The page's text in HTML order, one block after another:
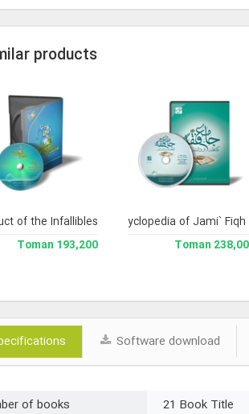
products
Library and Enclyclopedia of Jami` Fiqh
238,000
of the Infallibles
193,200 Toman
Software download
of books
21 Book Title